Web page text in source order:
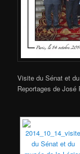
Visite du Sénat et
Reportages de